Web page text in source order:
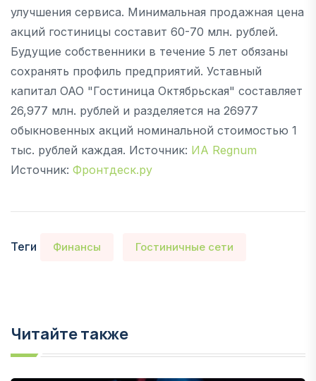
улучшения сервиса. Минимальная продажная цена
акций гостиницы составит 60-70 млн. рублей.
Будущие собственники в течение 5 лет обязаны
сохранять профиль предприятий. Уставный
капитал ОАО "Гостиница Октябрьская" составляет
26,977 млн. рублей и разделяется на 26977
обыкновенных акций номинальной стоимостью 1
тыс. рублей каждая. Источник: ИА Regnum
Источник: Фронтдеск.ру
Теги Финансы Гостиничные сети
Читайте также